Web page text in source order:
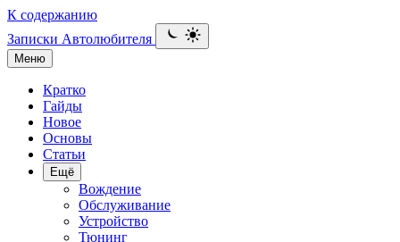
К содержанию
Записки Автолюбителя
Меню
Кратко
Гайды
Новое
Основы
Статьи
Ещё
Вождение
Обслуживание
Устройство
Тюнинг